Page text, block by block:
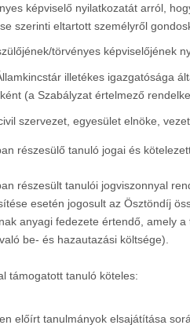
képviselő nyilatkozatát arról,
szerinti eltartott személyről
törvényes képviselőjének
illetékes igazgatósága
(a Szabályzat értelmező
szervezet, egyesület elnöke,
részesülő tanuló jogai és
részesült tanulói jogviszonnyal
esetén jogosult az Ösztöndíj
anyagi fedezete értendő, amely
be- és hazautazási költsége).
támogatott tanuló köteles:
előírt tanulmányok elsajátítása